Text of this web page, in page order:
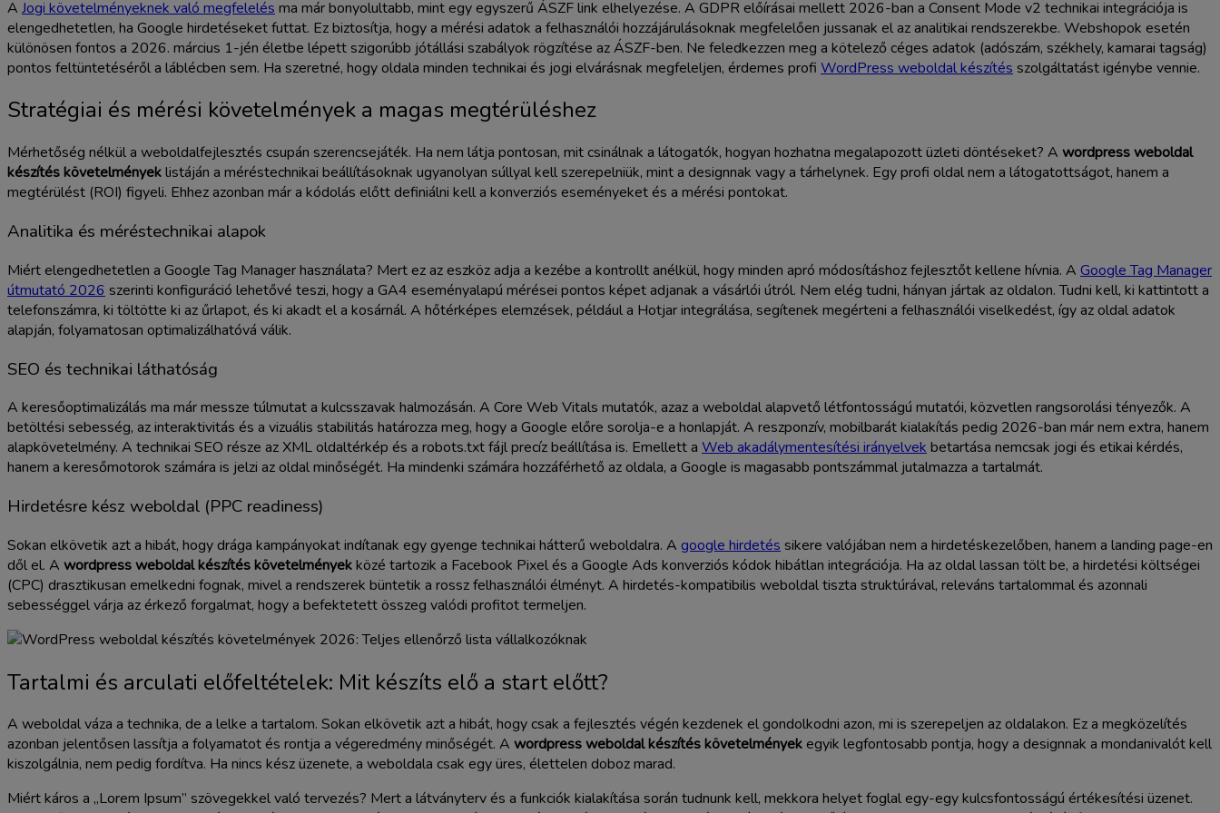
A Jogi követelményeknek való megfelelés ma már bonyolultabb, mint egy egyszerű ÁSZF link elhelyezése. A GDPR előírásai mellett 2026-ban a Consent Mode v2 technikai integrációja is
elengedhetetlen, ha Google hirdetéseket futtat. Ez biztosítja, hogy a mérési adatok a felhasználói hozzájárulásoknak megfelelően jussanak el az analitikai rendszerekbe. Webshopok esetén
különösen fontos a 2026. március 1-jén életbe lépett szigorúbb jótállási szabályok rögzítése az ÁSZF-ben. Ne feledkezzen meg a kötelező céges adatok (adószám, székhely, kamarai tagság)
pontos feltüntetéséről a láblécben sem. Ha szeretné, hogy oldala minden technikai és jogi elvárásnak megfeleljen, érdemes profi WordPress weboldal készítés szolgáltatást igénybe vennie.
Stratégiai és mérési követelmények a magas megtérüléshez
Mérhetőség nélkül a weboldalfejlesztés csupán szerencsejáték. Ha nem látja pontosan, mit csinálnak a látogatók, hogyan hozhatna megalapozott üzleti döntéseket? A wordpress weboldal
készítés követelményeklistáján a méréstechnikai beállításoknak ugyanolyan súllyal kell szerepelniük, mint a designnak vagy a tárhelynek. Egy profi oldal nem a látogatottságot, hanem a
megtérülést (ROI) figyeli. Ehhez azonban már a kódolás előtt definiálni kell a konverziós eseményeket és a mérési pontokat.
Analitika és méréstechnikai alapok
Miért elengedhetetlen a Google Tag Manager használata? Mert ez az eszköz adja a kezébe a kontrollt anélkül, hogy minden apró módosításhoz fejlesztőt kellene hívnia. A Google Tag Manager
útmutató 2026 szerinti konfiguráció lehetővé teszi, hogy a GA4 eseményalapú mérései pontos képet adjanak a vásárlói útról. Nem elég tudni, hányan jártak az oldalon. Tudni kell, ki kattintott a
telefonszámra, ki töltötte ki az űrlapot, és ki akadt el a kosárnál. A hőtérképes elemzések, például a Hotjar integrálása, segítenek megérteni a felhasználói viselkedést, így az oldal adatok
alapján, folyamatosan optimalizálhatóvá válik.
SEO és technikai láthatóság
A keresőoptimalizálás ma már messze túlmutat a kulcsszavak halmozásán. A Core Web Vitals mutatók, azaz a weboldal alapvető létfontosságú mutatói, közvetlen rangsorolási tényezők. A
betöltési sebesség, az interaktivitás és a vizuális stabilitás határozza meg, hogy a Google előre sorolja-e a honlapját. A reszponzív, mobilbarát kialakítás pedig 2026-ban már nem extra, hanem
alapkövetelmény. A technikai SEO része az XML oldaltérkép és a robots.txt fájl precíz beállítása is. Emellett a Web akadálymentesítési irányelvek betartása nemcsak jogi és etikai kérdés,
hanem a keresőmotorok számára is jelzi az oldal minőségét. Ha mindenki számára hozzáférhető az oldala, a Google is magasabb pontszámmal jutalmazza a tartalmát.
Hirdetésre kész weboldal (PPC readiness)
Sokan elkövetik azt a hibát, hogy drága kampányokat indítanak egy gyenge technikai hátterű weboldalra. A google hirdetés sikere valójában nem a hirdetéskezelőben, hanem a landing page-en
dől el. A wordpress weboldal készítés követelményekközé tartozik a Facebook Pixel és a Google Ads konverziós kódok hibátlan integrációja. Ha az oldal lassan tölt be, a hirdetési költségei
(CPC) drasztikusan emelkedni fognak, mivel a rendszerek büntetik a rossz felhasználói élményt. A hirdetés-kompatibilis weboldal tiszta struktúrával, releváns tartalommal és azonnali
sebességgel várja az érkező forgalmat, hogy a befektetett összeg valódi profitot termeljen.
Tartalmi és arculati előfeltételek: Mit készíts elő a start előtt?
A weboldal váza a technika, de a lelke a tartalom. Sokan elkövetik azt a hibát, hogy csak a fejlesztés végén kezdenek el gondolkodni azon, mi is szerepeljen az oldalakon. Ez a megközelítés
azonban jelentősen lassítja a folyamatot és rontja a végeredmény minőségét. A wordpress weboldal készítés követelményekegyik legfontosabb pontja, hogy a designnak a mondanivalót kell
kiszolgálnia, nem pedig fordítva. Ha nincs kész üzenete, a weboldala csak egy üres, élettelen doboz marad.
Miért káros a „Lorem Ipsum” szövegekkel való tervezés? Mert a látványterv és a funkciók kialakítása során tudnunk kell, mekkora helyet foglal egy-egy kulcsfontosságú értékesítési üzenet.